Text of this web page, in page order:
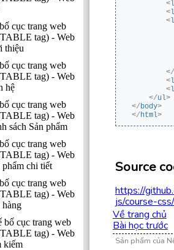
cục trang web
tag) - Web
thiệu
cục trang web
tag) - Web
hệ
cục trang web
tag) - Web
sách Sản phẩm
cục trang web
tag) - Web
phẩm chi tiết
cục trang web
tag) - Web
bố cục trang web
tag) - Web
kiếm
<
<
<
</
<
<
</ul>
</ body>
</ html>
Source
https://
js/course-
Về trang chủ
Bài học trước
Sản phẩm của